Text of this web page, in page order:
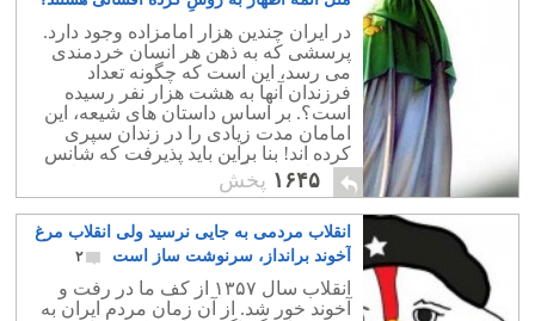
۱۹
در ایران چندین هزار امامزاده وجود دارد.
پرسشی که به ذهن هر انسان خردمندی
می رسد، این است که چگونه تعداد
فرزندان آنها به هشت هزار نفر رسیده
است؟. بر اساس داستان های شیعه، این
امامان مدت زیادی را در زندان سپری
کرده اند! بنا براین باید پذیرفت که شانس
بچه دار شدن آنان در حد نود درصد کاهش
می یافته است!
۱۶۴۵ پخش
انقلاب مردمی به جایی نرسید ولی انقلاب مرغ
آخوند برانداز، سرنوشت ساز است
۲
انقلاب سال ۱۳۵۷ از کف ما در رفت و
آخوند خور شد. از آن زمان مردم ایران به